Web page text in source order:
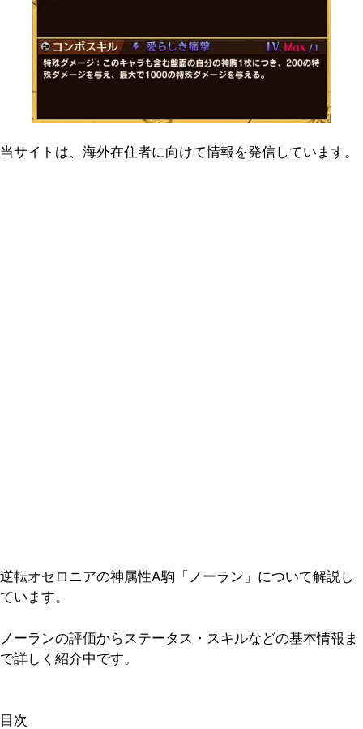
当サイトは、海外在住者に向けて情報を発信しています。
逆転オセロニアの神属性A駒「ノーラン」について解説し
ています。
ノーランの評価からステータス・スキルなどの基本情報ま
で詳しく紹介中です。
目次